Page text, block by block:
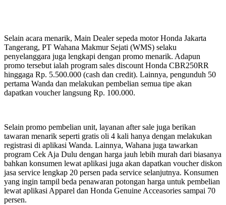
Selain acara menarik, Main Dealer sepeda motor Honda Jakarta
Tangerang, PT Wahana Makmur Sejati (WMS) selaku
penyelanggara juga lengkapi dengan promo menarik. Adapun
promo tersebut ialah program sales discount Honda CBR250RR
hinggaga Rp. 5.500.000 (cash dan credit). Lainnya, pengunduh 50
pertama Wanda dan melakukan pembelian semua tipe akan
dapatkan voucher langsung Rp. 100.000.
Selain promo pembelian unit, layanan after sale juga berikan
tawaran menarik seperti gratis oli 4 kali hanya dengan melakukan
registrasi di aplikasi Wanda. Lainnya, Wahana juga tawarkan
program Cek Aja Dulu dengan harga jauh lebih murah dari biasanya
bahkan konsumen lewat aplikasi juga akan dapatkan voucher diskon
jasa service lengkap 20 persen pada service selanjutnya. Konsumen
yang ingin tampil beda penawaran potongan harga untuk pembelian
lewat aplikasi Apparel dan Honda Genuine Acceasories sampai 70
persen.